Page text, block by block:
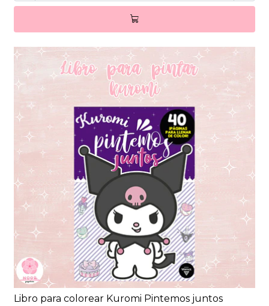
Libro para colorear Kuromi Pintemos juntos